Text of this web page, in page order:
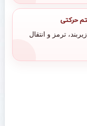
حرکتی
زیربند، ترمز و انتقال